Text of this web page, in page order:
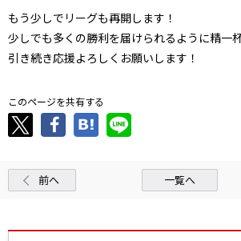
もう少しでリーグも再開します！
少しでも多くの勝利を届けられるように精一
引き続き応援よろしくお願いします！
このページを共有する
前へ 一覧へ